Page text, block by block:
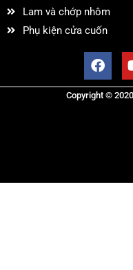
Lam và chớp nhôm
Phụ kiện cửa cuốn
Copyright ©